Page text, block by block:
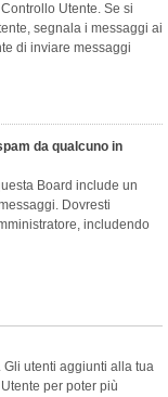
Utente. Se si
segnala i messaggi ai
di inviare messaggi
da qualcuno in
Board include un
Dovresti
includendo
Gli utenti aggiunti alla tua
per poter più